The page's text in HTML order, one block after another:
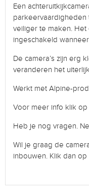
Een
parkeervaardigheden
veiliger te maken.
ingeschakeld
De camera’s zijn erg
veranderen het
Werkt met Alpine-
Voor meer info klik op
Heb je nog vragen.
Wil je graag de
inbouwen. Klik dan op